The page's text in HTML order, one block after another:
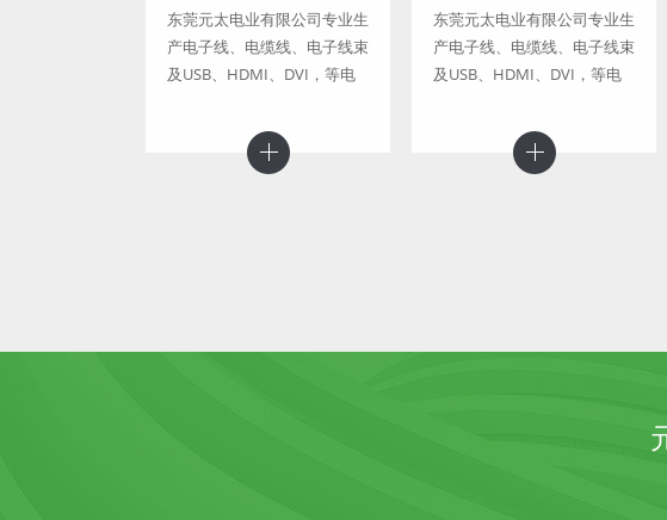
东莞元太电业有限公司专业生
产电子线、电缆线、电子线束
及USB、HDMI、DVI，等电
东莞元太电业有限公司专业生
产电子线、电缆线、电子线束
及USB、HDMI、DVI，等电